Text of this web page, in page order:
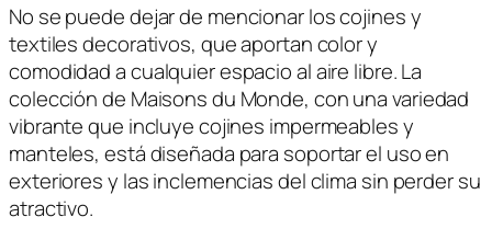
No se puede dejar de mencionar los cojines y
textiles decorativos, que aportan color y
comodidad a cualquier espacio al aire libre. La
colección de Maisons du Monde, con una variedad
vibrante que incluye cojines impermeables y
manteles, está diseñada para soportar el uso en
exteriores y las inclemencias del clima sin perder su
atractivo.